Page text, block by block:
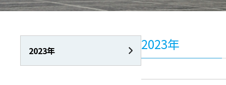
2023年 2023年